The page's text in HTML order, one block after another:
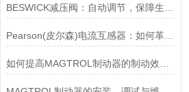
Pearson(皮尔森)电流互感器：如何革新电力监控？